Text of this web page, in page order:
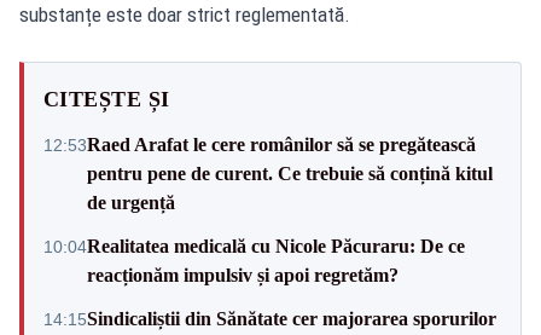
substanțe este doar strict reglementată.
CITEȘTE ȘI
12:53Raed Arafat le cere românilor să se pregătească
pentru pene de curent. Ce trebuie să conțină kitul
de urgență
10:04Realitatea medicală cu Nicole Păcuraru: De ce
reacționăm impulsiv și apoi regretăm?
14:15Sindicaliștii din Sănătate cer majorarea sporurilor